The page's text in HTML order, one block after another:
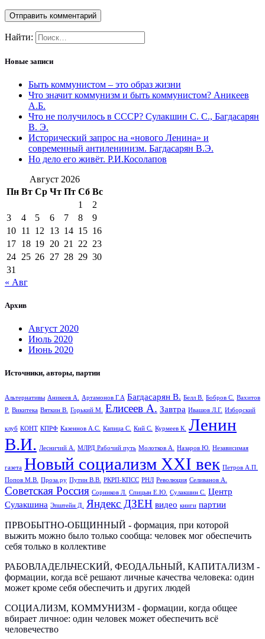
Найти:
Новые записи
Быть коммунистом – это образ жизни
Что значит коммунизм и быть коммунистом? Аникеев
А.Б.
Что не получилось в СССР? Сулакшин С. С., Багдасарян
В. Э.
Исторический запрос на «нового Ленина» и
современный антиленинизм. Багдасарян В.Э.
Но дело его живёт. Р.И.Косолапов
Август 2026
Пн Вт Ср Чт Пт Сб Вс
1
2
3
4 5 6 7 8
9
10 11 12 13 14 15 16
17 18 19 20 21 22 23
24 25 26 27 28 29 30
31
« Авг
Архив
Август 2020
Июль 2020
Июнь 2020
Источники, авторы, партии
Альтернативы Аникеев А. Артамонов Г.А Багдасарян В. Белл В. Бобров С.
Вахитов
Р. Викитека Вяткин В. Горький М. Елисеев А. Завтра Ивашов Л.Г. Изборский
клуб КОНТ КПРФ Казеннов А.С. Капица С. Кий С. Курмеев К.
Ленин
В.И. Лесничий А. МЛРД Рабочий путь Молотков А. Назаров Ю. Независимая
газета Новый социализм XXI век Петров А.П.
Попов М.В.
Проза.ру Путин В.В. РКРП-КПСС РНЛ Революция Селиванов А.
Советская Россия Сорников Л. Спицын Е.Ю. Сулакшин С.
Центр
Сулакшина Эпштейн Д. Яндекс ДЗЕН видео книги партии
ПРВОБЫТНО-ОБЩИННЫЙ - формация, при которой
выжить можно было только сообща: человек мог обеспечить
себя только в коллективе
РАБОВЛАДЕЛЬЧЕСКИЙ, ФЕОДАЛЬНЫЙ, КАПИТАЛИЗМ -
формации, когда всё решают личные качества человека: один
может кроме себя обеспечить и других людей
СОЦИАЛИЗМ, КОММУНИЗМ - формации, когда общее
вбирает личное: один человек может обеспечить всё
человечество